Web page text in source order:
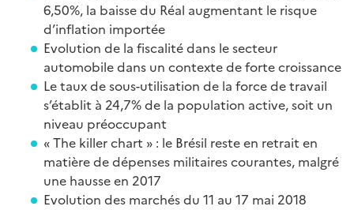
6,50%, la baisse du Réal augmentant le risque
d’inflation importée
Evolution de la fiscalité dans le secteur
automobile dans un contexte de forte croissance
Le taux de sous-utilisation de la force de travail
s’établit à 24,7% de la population active, soit un
niveau préoccupant
« The killer chart » : le Brésil reste en retrait en
matière de dépenses militaires courantes, malgré
une hausse en 2017
Evolution des marchés du 11 au 17 mai 2018